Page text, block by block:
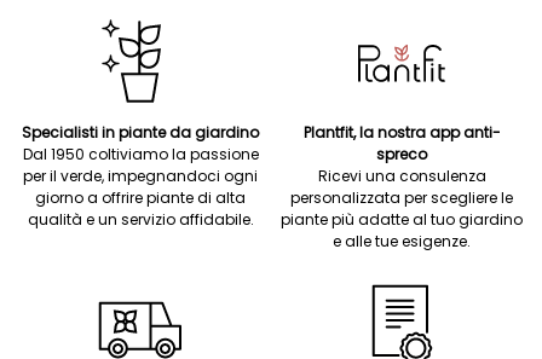
Specialisti in piante da giardino
Dal 1950 coltiviamo la passione
per il verde, impegnandoci ogni
giorno a offrire piante di alta
qualità e un servizio affidabile.
Plantfit, la nostra app anti-
spreco
Ricevi una consulenza
personalizzata per scegliere le
piante più adatte al tuo giardino
e alle tue esigenze.